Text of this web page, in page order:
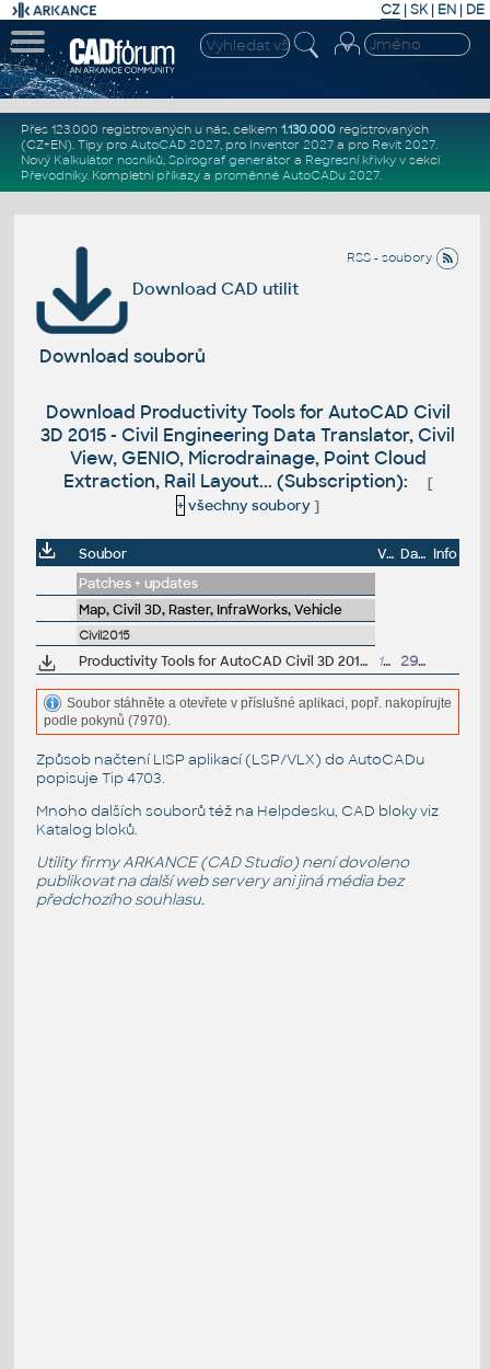
CZ | SK| EN | DE
Přes 123.000 registrovaných u nás, celkem 1.130.000registrovaných
(CZ+EN). Tipy pro AutoCAD 2027, pro Inventor 2027a pro Revit 2027.
Nový Kalkulátor nosníků, Spirograf generátor a Regresní křivkyv sekci
Převodníky. Kompletní příkazya proměnné AutoCADu 2027.
RSS - soubory
Download CAD utilit
Download souborů
Download Productivity Tools for AutoCAD Civil
3D 2015 - Civil Engineering Data Translator, Civil
View, GENIO, Microdrainage, Point Cloud
Extraction, Rail Layout... (Subscription):
[
+ všechny soubory]
Soubor Velikost Datum Info
Patches + updates
Map, Civil 3D, Raster, InfraWorks, Vehicle
Civil2015
Productivity Tools for AutoCAD Civil 3D 2015 - Civil Engineering Data Translator, Civil View, GENIO, Microdrainage, Point Cloud Extraction, Rail Layout... (Subscription) 16MB 29.10.2014
Soubor stáhněte a otevřete v příslušné aplikaci, popř. nakopírujte
podle pokynů (7970).
Způsob načtení LISP aplikací (LSP/VLX) do AutoCADu
popisuje Tip 4703.
Mnoho dalších souborů též na Helpdesku, CAD bloky viz
Katalog bloků.
Utility firmy ARKANCE (CAD Studio) není dovoleno
publikovat na další web servery ani jiná média bez
předchozího souhlasu.